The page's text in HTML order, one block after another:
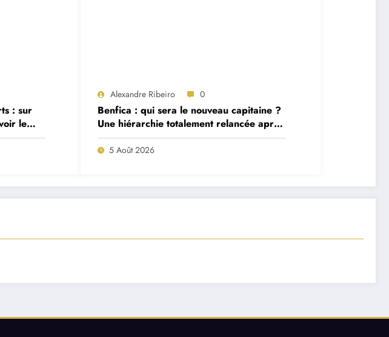
: sur
le
Alexandre Ribeiro 0
Benfica : qui sera le nouveau capitaine ?
Une hiérarchie totalement relancée après
deux départs majeurs
5 Août 2026